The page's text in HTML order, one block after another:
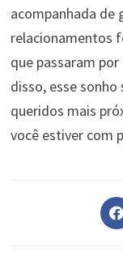
acompanhada de
relacionamentos
que passaram
disso, esse
queridos mais
você estiver com